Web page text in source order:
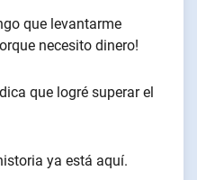
que levantarme
necesito dinero!
que logré superar el
ya está aquí.